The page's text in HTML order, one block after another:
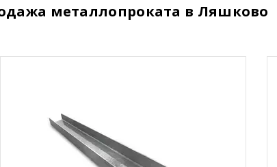
металлопроката в Ляшково